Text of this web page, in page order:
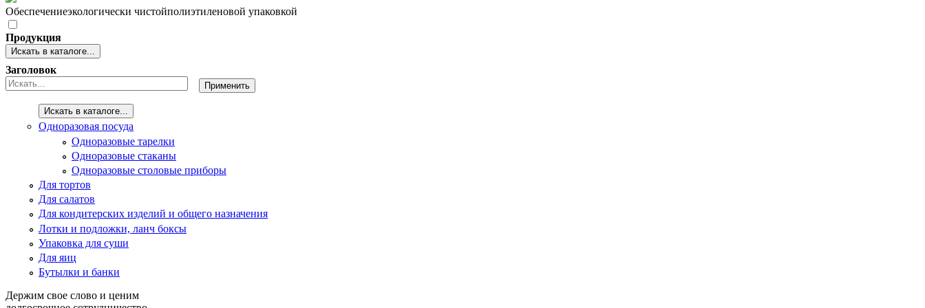
Обеспечениеэкологически чистойполиэтиленовой упаковкой
Продукция
Искать в каталоге...
Заголовок
Искать в каталоге...
Одноразовая посуда
Одноразовые тарелки
Одноразовые стаканы
Одноразовые столовые приборы
Для тортов
Для салатов
Для кондитерских изделий и общего назначения
Лотки и подложки, ланч боксы
Упаковка для суши
Для яиц
Бутылки и банки
Держим свое слово и ценим